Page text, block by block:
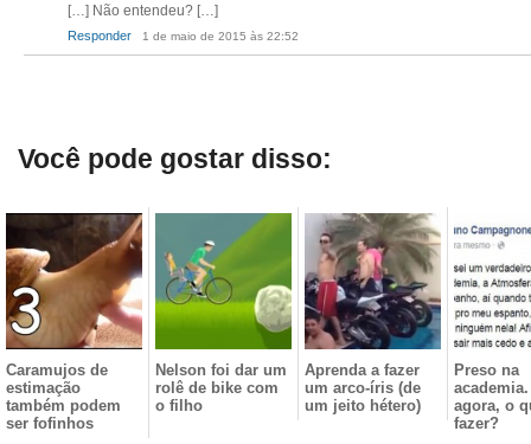
1 de maio de 2015 às 22:52
[…] Não entendeu? […]
Responder
Você pode gostar disso:
Caramujos de
estimação
também podem
ser fofinhos
Nelson foi dar um
rolê de bike com
o filho
Aprenda a fazer
um arco-íris (de
um jeito hétero)
Preso na
agora, o
fazer?